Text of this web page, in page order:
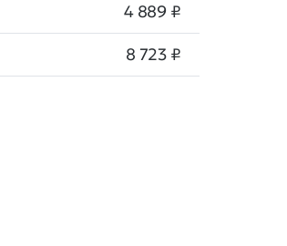
4 889 ₽
8 723 ₽